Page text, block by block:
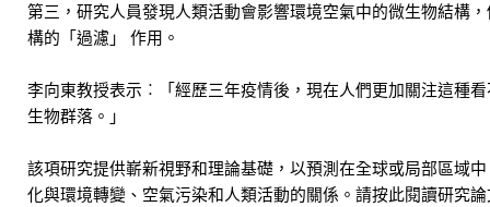
第三，研究人員發現人類活動會影響環境空氣中的微生物結構
構的「過濾」 作用。
李向東教授表示︰「經歷三年疫情後，現在人們更加關注這種
生物群落。」
該項研究提供嶄新視野和理論基礎，以預測在全球或局部區域
化與環境轉變、空氣污染和人類活動的關係。請按此閱讀研究